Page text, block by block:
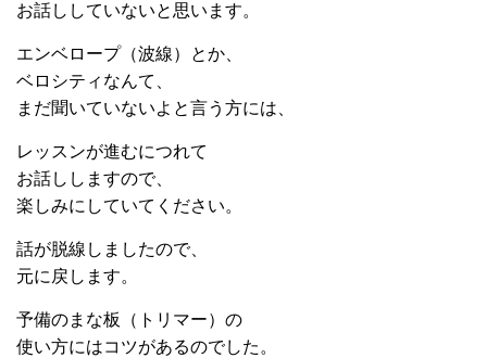
お話ししていないと思います。
エンベロープ（波線）とか、
ベロシティなんて、
まだ聞いていないよと言う方には、
レッスンが進むにつれて
お話ししますので、
楽しみにしていてください。
話が脱線しましたので、
元に戻します。
予備のまな板（トリマー）の
使い方にはコツがあるのでした。